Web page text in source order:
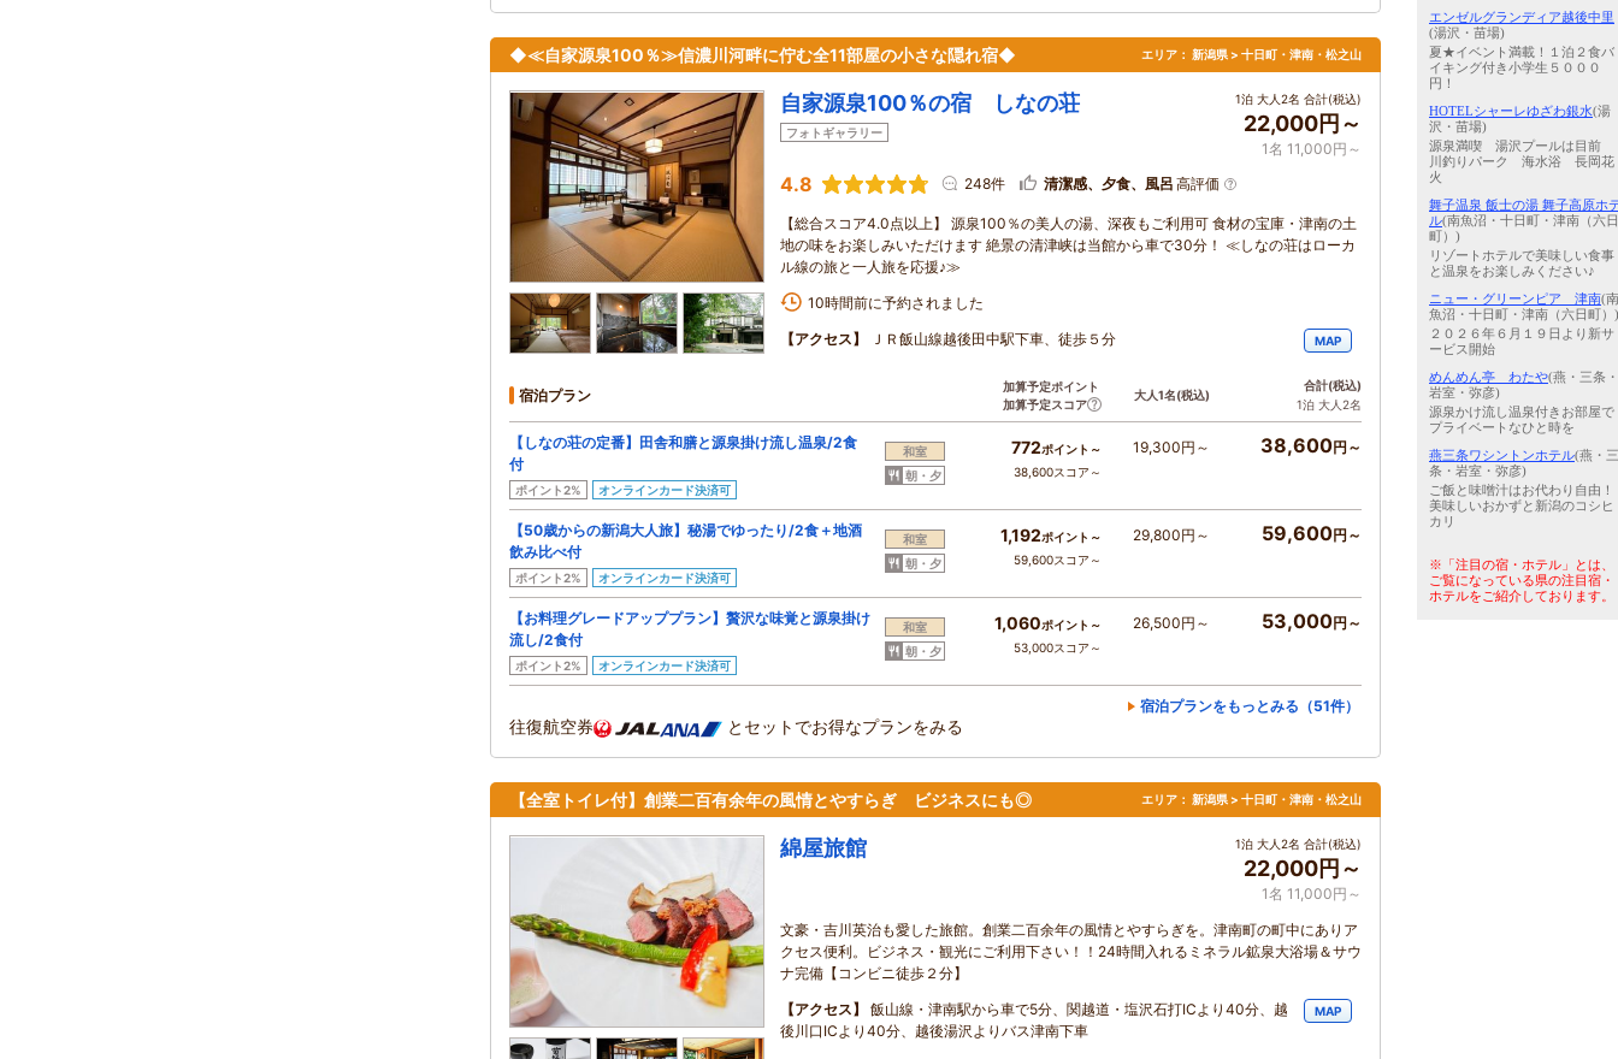
◆≪自家源泉100％≫信濃川河畔に佇む全11部屋の小さな隠れ宿◆ エリア： 新潟県 > 十日町・津南・松之山
自家源泉100％の宿 しなの荘
フォトギャラリー
1泊 大人2名 合計(税込)
22,000円～
1名 11,000円～
4.8 248件 清潔感、夕食、風呂 高評価
【総合スコア4.0点以上】 源泉100％の美人の湯、深夜もご利用可 食材の宝庫・津南の土
地の味をお楽しみいただけます 絶景の清津峡は当館から車で30分！ ≪しなの荘はローカ
ル線の旅と一人旅を応援♪≫
10時間前に予約されました
【アクセス】
ＪＲ飯山線越後田中駅下車、徒歩５分 MAP
宿泊プラン
加算予定ポイント
加算予定スコア
大人1名(税込)
合計(税込)
1泊 大人2名
【しなの荘の定番】田舎和膳と源泉掛け流し温泉/2食
付
ポイント2% オンラインカード決済可
和室
朝・夕
772ポイント～
38,600スコア～
19,300円～ 38,600円～
【50歳からの新潟大人旅】秘湯でゆったり/2食＋地酒
飲み比べ付
ポイント2% オンラインカード決済可
和室
朝・夕
1,192ポイント～
59,600スコア～
29,800円～ 59,600円～
【お料理グレードアッププラン】贅沢な味覚と源泉掛け
流し/2食付
ポイント2% オンラインカード決済可
和室
朝・夕
1,060ポイント～
53,000スコア～
26,500円～ 53,000円～
宿泊プランをもっとみる（51件）
往復航空券 とセットでお得なプランをみる
【全室トイレ付】創業二百有余年の風情とやすらぎ ビジネスにも◎ エリア： 新潟県 > 十日町・津南・松之山
綿屋旅館 1泊 大人2名 合計(税込)
22,000円～
1名 11,000円～
文豪・吉川英治も愛した旅館。創業二百余年の風情とやすらぎを。津南町の町中にありア
クセス便利。ビジネス・観光にご利用下さい！！24時間入れるミネラル鉱泉大浴場＆サウ
ナ完備【コンビニ徒歩２分】
【アクセス】
飯山線・津南駅から車で5分、関越道・塩沢石打ICより40分、越
後川口ICより40分、越後湯沢よりバス津南下車
MAP
エンゼルグランディア越後中里
(湯沢・苗場)
夏★イベント満載！１泊２食バ
イキング付き小学生５０００
円！
HOTELシャーレゆざわ銀水(湯
沢・苗場)
源泉満喫 湯沢プールは目前
川釣りパーク 海水浴 長岡花
火
舞子温泉 飯士の湯 舞子高原ホ
ル(南魚沼・十日町・津南（六日
町）)
リゾートホテルで美味しい食事
と温泉をお楽しみください♪
ニュー・グリーンピア 津南(南
魚沼・十日町・津南（六日町）)
２０２６年６月１９日より新サ
ービス開始
めんめん亭 わたや(燕・三条・
岩室・弥彦)
源泉かけ流し温泉付きお部屋で
プライベートなひと時を
燕三条ワシントンホテル(燕・三
条・岩室・弥彦)
ご飯と味噌汁はお代わり自由！
美味しいおかずと新潟のコシヒ
カリ
※「注目の宿・ホテル」とは、
ご覧になっている県の注目宿・
ホテルをご紹介しております。